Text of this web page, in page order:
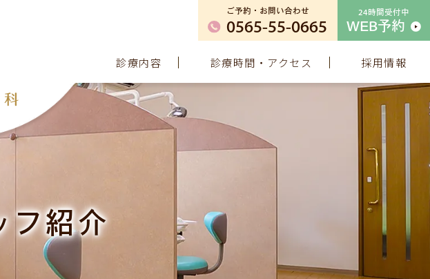
ご予約・お問い合わせ
0565-55-0665
24時間受付中
WEB予約
診療内容 診療時間・アクセス 採用情報
フ紹介